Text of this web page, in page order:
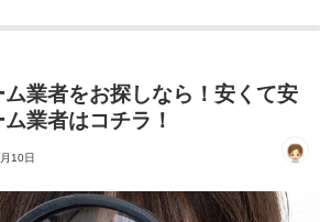
業者をお探しなら！安くて安
業者はコチラ！
10日